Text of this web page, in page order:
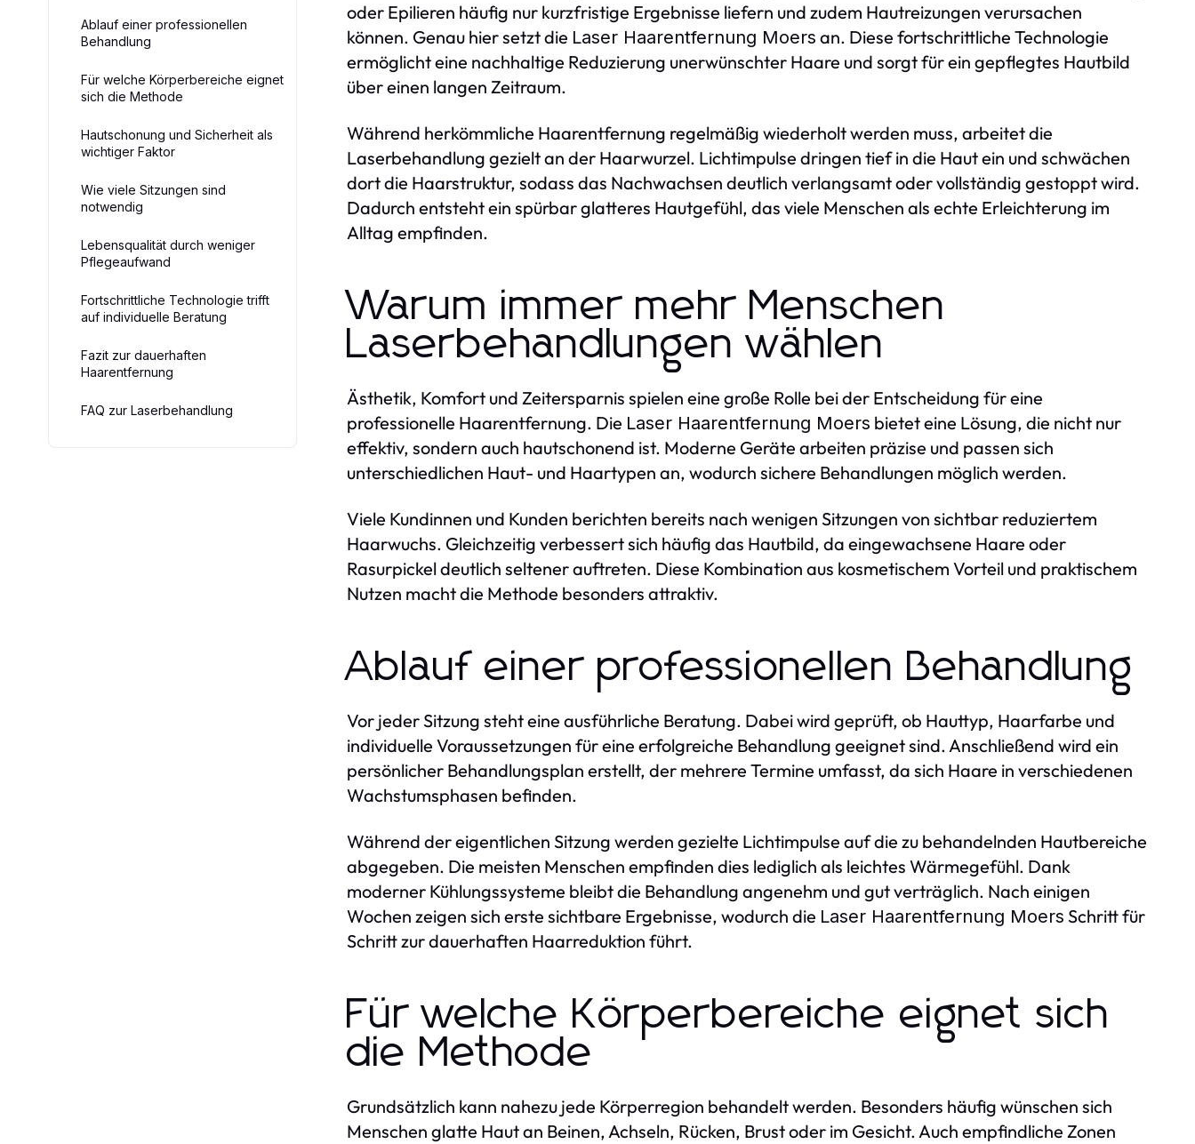
Ablauf einer professionellen
Behandlung
Für welche Körperbereiche eignet
sich die Methode
Hautschonung und Sicherheit als
wichtiger Faktor
Wie viele Sitzungen sind
notwendig
Lebensqualität durch weniger
Pflegeaufwand
Fortschrittliche Technologie trifft
auf individuelle Beratung
Fazit zur dauerhaften
Haarentfernung
FAQ zur Laserbehandlung
oder Epilieren häufig nur kurzfristige Ergebnisse liefern und zudem Hautreizungen verursachen
können. Genau hier setzt die Laser Haarentfernung Moers an. Diese fortschrittliche Technologie
ermöglicht eine nachhaltige Reduzierung unerwünschter Haare und sorgt für ein gepflegtes Hautbild
über einen langen Zeitraum.
Während herkömmliche Haarentfernung regelmäßig wiederholt werden muss, arbeitet die
Laserbehandlung gezielt an der Haarwurzel. Lichtimpulse dringen tief in die Haut ein und schwächen
dort die Haarstruktur, sodass das Nachwachsen deutlich verlangsamt oder vollständig gestoppt wird.
Dadurch entsteht ein spürbar glatteres Hautgefühl, das viele Menschen als echte Erleichterung im
Alltag empfinden.
Warum immer mehr Menschen
Laserbehandlungen wählen
Ästhetik, Komfort und Zeitersparnis spielen eine große Rolle bei der Entscheidung für eine
professionelle Haarentfernung. Die Laser Haarentfernung Moers bietet eine Lösung, die nicht nur
effektiv, sondern auch hautschonend ist. Moderne Geräte arbeiten präzise und passen sich
unterschiedlichen Haut- und Haartypen an, wodurch sichere Behandlungen möglich werden.
Viele Kundinnen und Kunden berichten bereits nach wenigen Sitzungen von sichtbar reduziertem
Haarwuchs. Gleichzeitig verbessert sich häufig das Hautbild, da eingewachsene Haare oder
Rasurpickel deutlich seltener auftreten. Diese Kombination aus kosmetischem Vorteil und praktischem
Nutzen macht die Methode besonders attraktiv.
Ablauf einer professionellen Behandlung
Vor jeder Sitzung steht eine ausführliche Beratung. Dabei wird geprüft, ob Hauttyp, Haarfarbe und
individuelle Voraussetzungen für eine erfolgreiche Behandlung geeignet sind. Anschließend wird ein
persönlicher Behandlungsplan erstellt, der mehrere Termine umfasst, da sich Haare in verschiedenen
Wachstumsphasen befinden.
Während der eigentlichen Sitzung werden gezielte Lichtimpulse auf die zu behandelnden Hautbereiche
abgegeben. Die meisten Menschen empfinden dies lediglich als leichtes Wärmegefühl. Dank
moderner Kühlungssysteme bleibt die Behandlung angenehm und gut verträglich. Nach einigen
Wochen zeigen sich erste sichtbare Ergebnisse, wodurch die Laser Haarentfernung Moers Schritt für
Schritt zur dauerhaften Haarreduktion führt.
Für welche Körperbereiche eignet sich
die Methode
Grundsätzlich kann nahezu jede Körperregion behandelt werden. Besonders häufig wünschen sich
Menschen glatte Haut an Beinen, Achseln, Rücken, Brust oder im Gesicht. Auch empfindliche Zonen